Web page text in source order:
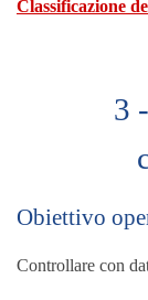
Classificazione
3
Obiettivo
Controllare con